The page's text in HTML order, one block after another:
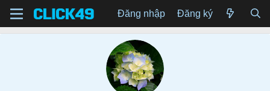
Đăng nhập Đăng ký